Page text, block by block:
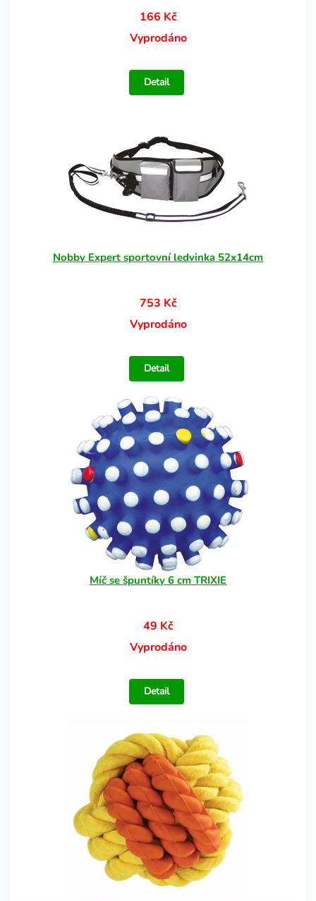
166 Kč
Vyprodáno
Detail
Nobby Expert sportovní ledvinka 52x14cm
753 Kč
Vyprodáno
Detail
Míč se špuntíky 6 cm TRIXIE
49 Kč
Vyprodáno
Detail